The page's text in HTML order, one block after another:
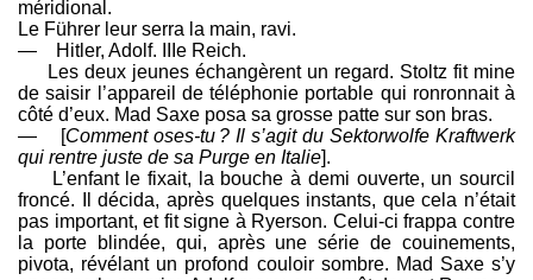
méridional.
Le Führer leur serra la main, ravi.
— Hitler, Adolf. IIIe Reich.
Les deux jeunes échangèrent un regard. Stoltz fit mine
de saisir l’appareil de téléphonie portable qui ronronnait à
côté d’eux. Mad Saxe posa sa grosse patte sur son bras.
— [Comment oses-tu ? Il s’agit du Sektorwolfe Kraftwerk
qui rentre juste de sa Purge en Italie].
L’enfant le fixait, la bouche à demi ouverte, un sourcil
froncé. Il décida, après quelques instants, que cela n’était
pas important, et fit signe à Ryerson. Celui-ci frappa contre
la porte blindée, qui, après une série de couinements,
pivota, révélant un profond couloir sombre. Mad Saxe s’y